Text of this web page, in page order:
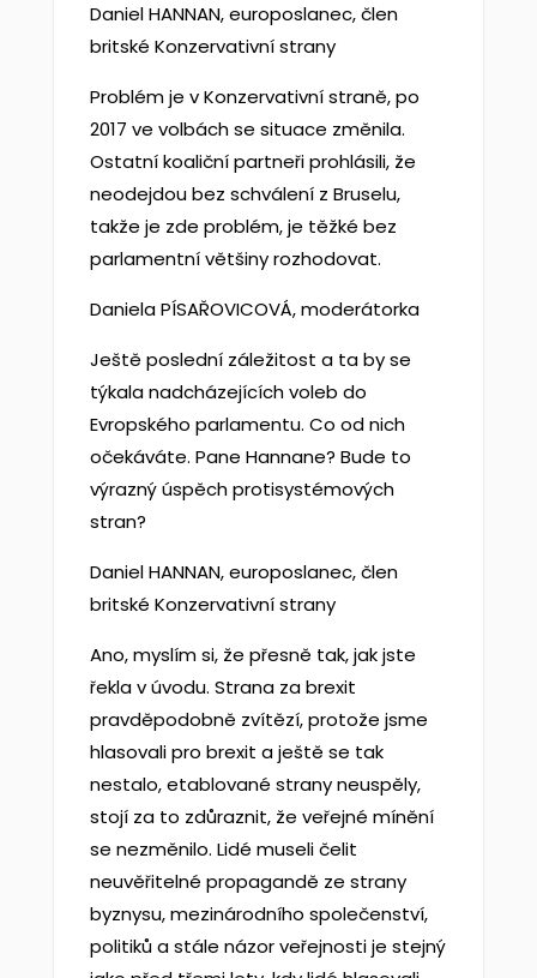
Daniel HANNAN, europoslanec, člen
britské Konzervativní strany
Problém je v Konzervativní straně, po
2017 ve volbách se situace změnila.
Ostatní koaliční partneři prohlásili, že
neodejdou bez schválení z Bruselu,
takže je zde problém, je těžké bez
parlamentní většiny rozhodovat.
Daniela PÍSAŘOVICOVÁ, moderátorka
Ještě poslední záležitost a ta by se
týkala nadcházejících voleb do
Evropského parlamentu. Co od nich
očekáváte. Pane Hannane? Bude to
výrazný úspěch protisystémových
stran?
Daniel HANNAN, europoslanec, člen
britské Konzervativní strany
Ano, myslím si, že přesně tak, jak jste
řekla v úvodu. Strana za brexit
pravděpodobně zvítězí, protože jsme
hlasovali pro brexit a ještě se tak
nestalo, etablované strany neuspěly,
stojí za to zdůraznit, že veřejné mínění
se nezměnilo. Lidé museli čelit
neuvěřitelné propagandě ze strany
byznysu, mezinárodního společenství,
politiků a stále názor veřejnosti je stejný